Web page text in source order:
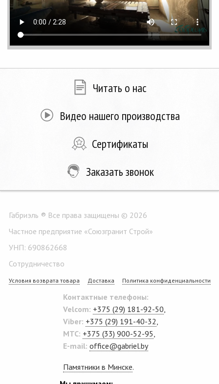
Читать о нас
Видео нашего производства
Сертификаты
Заказать звонок
Габриэль ® Все права защищены © 2026
Частное предприятие «Союзгранит Строй»
УНП: 690862668
Сотрудничество
Условия возврата товара Доставка Политика конфиденциальности
Контактные телефоны:
Velcom: +375 (29) 181-92-50
Viber: +375 (29) 191-40-32
MTC: +375 (33) 900-52-95
E-mail: office@gabriel.by
Памятники в Минске.